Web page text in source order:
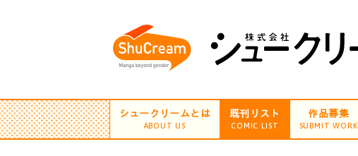
シュークリームとは
ABOUT US
既刊リスト
COMIC LIST
作品募集
SUBMIT WORK